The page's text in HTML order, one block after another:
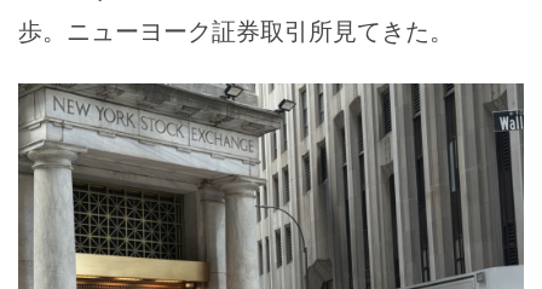
歩。ニューヨーク証券取引所見てきた。